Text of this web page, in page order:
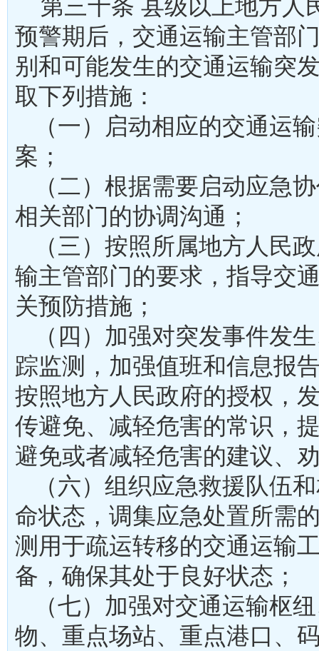
第三十条 县级以上地方人
预警期后，交通运输主管部
别和可能发生的交通运输突
取下列措施：
（一）启动相应的交通运
案；
（二）根据需要启动应急
相关部门的协调沟通；
（三）按照所属地方人民
输主管部门的要求，指导交
关预防措施；
（四）加强对突发事件发
踪监测，加强值班和信息
按照地方人民政府的授权，
传避免、减轻危害的常识，
避免或者减轻危害的建
（六）组织应急救援队伍
命状态，调集应急处置所需
测用于疏运转移的交通运输
备，确保其处于良好状
（七）加强对交通运输枢
物、重点场站、重点港口、